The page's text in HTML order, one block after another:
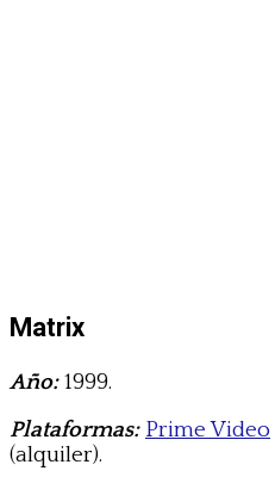
Matrix
Año:1999.
Plataformas: Prime Video
(alquiler).